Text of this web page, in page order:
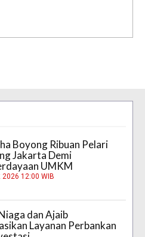
Boyong Ribuan Pelari
Jakarta Demi
UMKM
2026 12:00 WIB
dan Ajaib
Layanan Perbankan